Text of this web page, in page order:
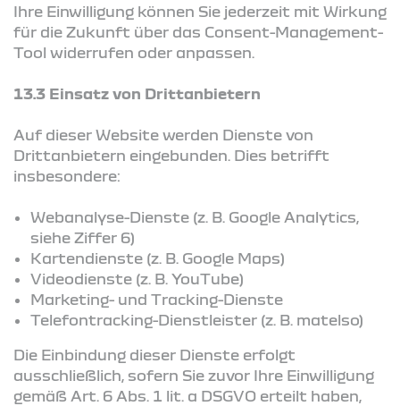
Ihre Einwilligung können Sie jederzeit mit Wirkung
für die Zukunft über das Consent-Management-
Tool widerrufen oder anpassen.
13.3 Einsatz von Drittanbietern
Auf dieser Website werden Dienste von
Drittanbietern eingebunden. Dies betrifft
insbesondere:
Webanalyse-Dienste (z. B. Google Analytics,
siehe Ziffer 6)
Kartendienste (z. B. Google Maps)
Videodienste (z. B. YouTube)
Marketing- und Tracking-Dienste
Telefontracking-Dienstleister (z. B. matelso)
Die Einbindung dieser Dienste erfolgt
ausschließlich, sofern Sie zuvor Ihre Einwilligung
gemäß Art. 6 Abs. 1 lit. a DSGVO erteilt haben,